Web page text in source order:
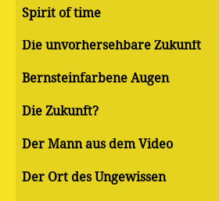
Spirit of time
Die unvorhersehbare Zukunft
Bernsteinfarbene Augen
Die Zukunft?
Der Mann aus dem Video
Der Ort des Ungewissen